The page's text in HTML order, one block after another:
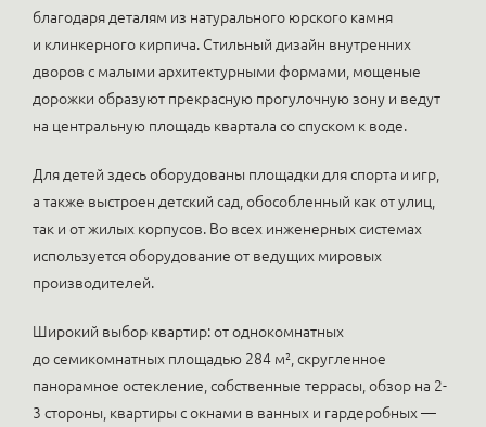
благодаря деталям из натурального юрского камня
и клинкерного кирпича. Стильный дизайн внутренних
дворов с малыми архитектурными формами, мощеные
дорожки образуют прекрасную прогулочную зону и ведут
на центральную площадь квартала со спуском к воде.
Для детей здесь оборудованы площадки для спорта и игр,
а также выстроен детский сад, обособленный как от улиц,
так и от жилых корпусов. Во всех инженерных системах
используется оборудование от ведущих мировых
производителей.
Широкий выбор квартир: от однокомнатных
до семикомнатных площадью 284 м², скругленное
панорамное остекление, собственные террасы, обзор на 2-
3 стороны, квартиры с окнами в ванных и гардеробных —